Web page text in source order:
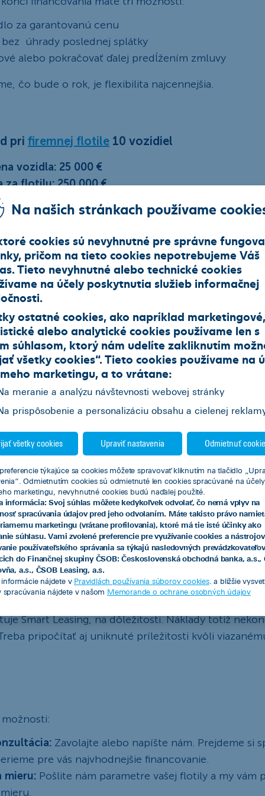
za garantovanú cenu
úhrady poslednej splátky
alebo pokračovať ďalej predĺžením zmluvy
čo bude o rok, je flexibilita najcennejšia.
pri firemnej flotile 10 vozidiel
vozidla: 25 000 €
za flotilu: 250 000 €
50 000 €
36 mesiacov
cca 425 €/vozidlo, celkovo 4 250 €
tak ušetríte na mesačnej splátke 250 eur.
ideálnym riešením?
optimalizované riešenie (odpisy + mesačný odpočet
pred poklesom hodnoty vozidla (garantovaná
vozového parku v horizonte 3-5 rokov
a nechcete sa rozhodovať teraz, čo urobíte
a nákladov, tlaku na marže a likviditu získava
Smart Leasing, na dôležitosti. Náklady totiž
pripočítať aj uniknuté príležitosti kvôli
Zavolajte alebo napíšte nám. Prejdeme si
pre vás najvhodnejšie financovanie.
mieru: Pošlite nám parametre vašej flotily a my vám
Na našich stránkach používame
cookies sú nevyhnutné pre správne
pričom na tieto cookies nepotrebujeme Váš
Tieto nevyhnutné alebo technické cookies
na účely poskytnutia služieb informačnej
ostatné cookies, ako napríklad
alebo analytické cookies používame len s
súhlasom, ktorý nám udelíte zakliknutím
všetky cookies“. Tieto cookies používame na
marketingu, a to vrátane:
meranie a analýzu návštevnosti webovej stránky
prispôsobenie a personalizáciu obsahu a cielenej
všetky cookies Upraviť nastavenia Odmietnuť
týkajúce sa cookies môžete spravovať kliknutím na tlačidlo
Odmietnutím cookies sú odmietnuté len cookies spracúvané na účely
marketingu, nevyhnutné cookies budú naďalej použité.
informácia: Svoj súhlas môžete kedykoľvek odvolať, čo nemá vplyv na
spracúvania údajov pred jeho odvolaním. Máte takisto právo
marketingu (vrátane profilovania), ktoré má tie isté účinky ako
súhlasu. Vami zvolené preferencie pre využívanie cookies a
používateľského správania sa týkajú nasledovných prevádzkovateľov
do Finančnej skupiny ČSOB: Československá obchodná banka, a.s.,
a.s., ČSOB Leasing, a.s.
informácie nájdete v Pravidlách používania súborov cookies. a bližšie
spracúvania nájdete v našom Memorande o ochrane osobných údajov